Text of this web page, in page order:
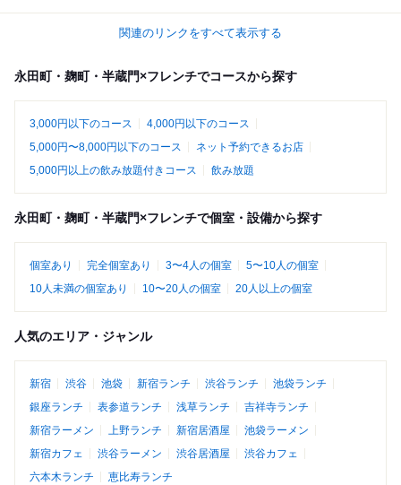
関連のリンクをすべて表示する
永田町・麹町・半蔵門×フレンチでコースから探す
3,000円以下のコース
4,000円以下のコース
5,000円〜8,000円以下のコース
ネット予約できるお店
5,000円以上の飲み放題付きコース
飲み放題
永田町・麹町・半蔵門×フレンチで個室・設備から探す
個室あり 完全個室あり 3〜4人の個室
5〜10人の個室
10人未満の個室あり
10〜20人の個室 20人以上の個室
人気のエリア・ジャンル
新宿 渋谷 池袋 新宿ランチ 渋谷ランチ
池袋ランチ
銀座ランチ
表参道ランチ 浅草ランチ
吉祥寺ランチ
新宿ラーメン
上野ランチ 新宿居酒屋
池袋ラーメン
新宿カフェ
渋谷ラーメン 渋谷居酒屋
渋谷カフェ
六本木ランチ
恵比寿ランチ